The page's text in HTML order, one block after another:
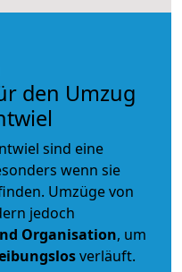
den Umzug
sind eine
wenn sie
Umzüge von
jedoch
Organisation, um
verläuft.